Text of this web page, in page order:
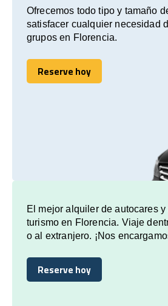
Ofrecemos todo tipo y tamaño
satisfacer cualquier necesidad
grupos en Florencia.
Reserve hoy
Reserve hoy
El mejor alquiler de autocares
turismo en Florencia. Viaje
o al extranjero. ¡Nos
Reserve hoy
Reserve hoy